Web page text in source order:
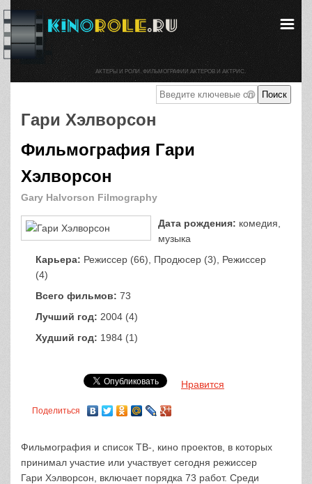
Гари Хэлворсон
Фильмография Гари
Хэлворсон
Gary Halvorson Filmography
Дата рождения: комедия,
музыка
Карьера: Режиссер (66), Продюсер (3), Режиссер
(4)
Всего фильмов: 73
Лучший год: 2004 (4)
Худший год: 1984 (1)
Нравится
Поделиться
Фильмография и список ТВ-, кино проектов, в которых
принимал участие или участвует сегодня режиссер
Гари Хэлворсон, включает порядка 73 работ. Среди
АКТЕРЫ И РОЛИ. ФИЛЬМОГРАФИИ АКТЕРОВ И АКТРИС.